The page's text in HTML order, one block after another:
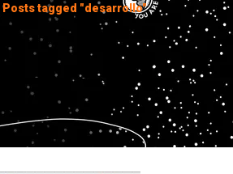
Posts tagged "desarrollo"